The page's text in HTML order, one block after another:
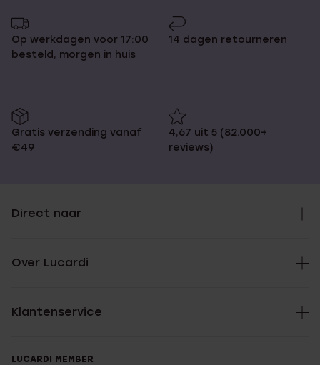
Op werkdagen voor 17:00
besteld, morgen in huis
14 dagen retourneren
Gratis verzending vanaf
€49
4,67 uit 5 (82.000+
reviews)
Direct naar
Over Lucardi
Klantenservice
LUCARDI MEMBER